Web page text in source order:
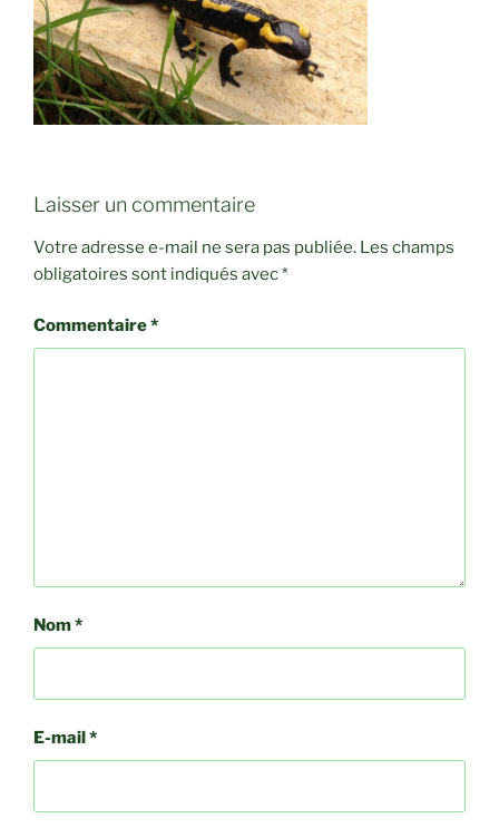
Laisser un commentaire
Votre adresse e-mail ne sera pas publiée. Les champs
obligatoires sont indiqués avec*
Commentaire*
Nom*
E-mail*